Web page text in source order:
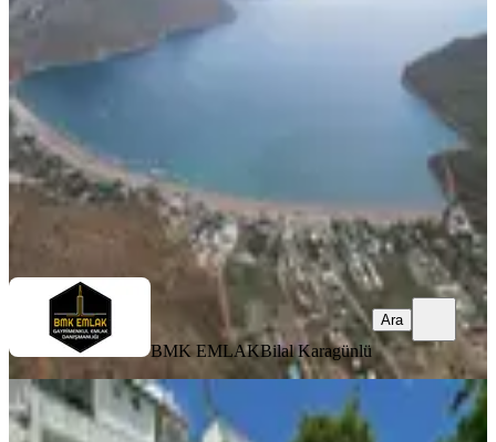
Kumluca, Adrasan Mahallesi
BMK EMLAK Bilal Karagünlü
BMK EMLAKBilal Karagünlü
Ara
Antalya Kemer Beldibi'nde Satılık
Faal Otel – Hazır İşletme, Güçlü